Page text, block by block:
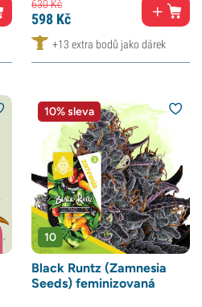
630Kč
598 Kč
+13 extra bodů jako dárek
10% sleva
10
Black Runtz (Zamnesia
Seeds) feminizovaná